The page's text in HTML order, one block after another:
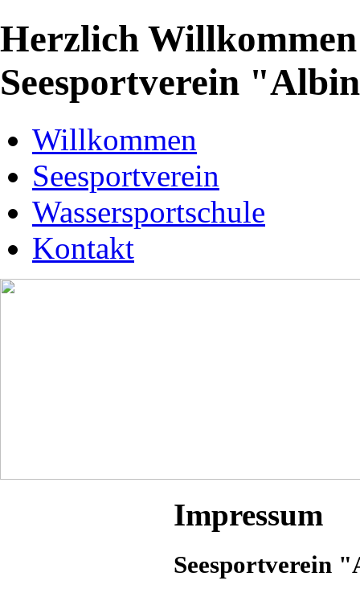
Herzlich Willkommen
Seesportverein
Willkommen
Seesportverein
Wassersportschule
Kontakt
Impressum
Seesportverein